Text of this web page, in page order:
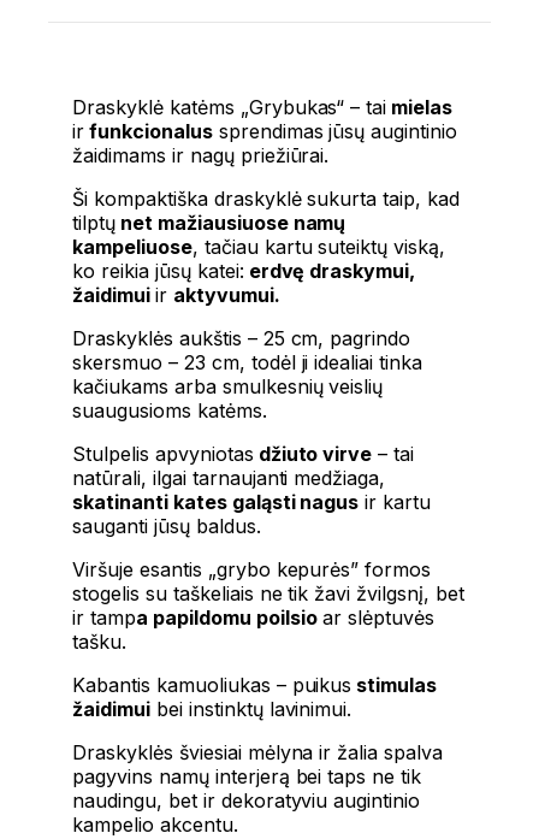
Draskyklė katėms „Grybukas“ – tai mielas
irfunkcionalussprendimas jūsų augintinio
žaidimams ir nagų priežiūrai.
Ši kompaktiška draskyklė sukurta taip, kad
tilptųnet mažiausiuose namų
kampeliuose, tačiau kartu suteiktų viską,
ko reikia jūsų katei: erdvę draskymui,
žaidimui ir aktyvumui.
Draskyklės aukštis – 25 cm, pagrindo
skersmuo – 23 cm, todėl ji idealiai tinka
kačiukams arba smulkesnių veislių
suaugusioms katėms.
Stulpelis apvyniotas džiuto virve – tai
natūrali, ilgai tarnaujanti medžiaga,
skatinanti kates galąsti nagus ir kartu
sauganti jūsų baldus.
Viršuje esantis „grybo kepurės” formos
stogelis su taškeliais ne tik žavi žvilgsnį, bet
ir tampa papildomu poilsioar slėptuvės
tašku.
Kabantis kamuoliukas – puikus stimulas
žaidimuibei instinktų lavinimui.
Draskyklės šviesiai mėlyna ir žalia spalva
pagyvins namų interjerą bei taps ne tik
naudingu, bet ir dekoratyviu augintinio
kampelio akcentu.